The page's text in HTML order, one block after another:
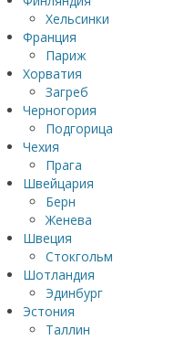
Хельсинки
Франция
Париж
Хорватия
Загреб
Черногория
Подгорица
Чехия
Прага
Швейцария
Берн
Женева
Швеция
Стокгольм
Шотландия
Эдинбург
Эстония
Таллин